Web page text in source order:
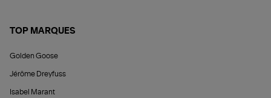
TOP MARQUES
Golden Goose
Jérôme Dreyfuss
Isabel Marant